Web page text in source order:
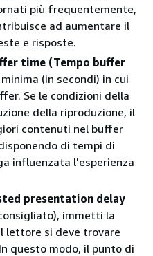
più frequentemente,
ad aumentare il
e risposte.
time (Tempo buffer
(in secondi) in cui
Se le condizioni della
della riproduzione, il
contenuti nel buffer
di tempi di
influenzata l'esperienza
presentation delay
immetti la
lettore si deve trovare
questo modo, il punto di